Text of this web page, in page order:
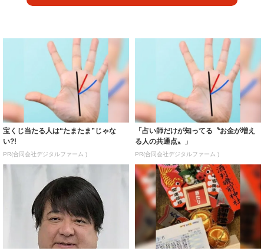
宝くじ当たる人は“たまたま”じゃな
い?!
PR(合同会社デジタルファーム )
「占い師だけが知ってる〝お金が増え
る人の共通点〟」
PR(合同会社デジタルファーム )